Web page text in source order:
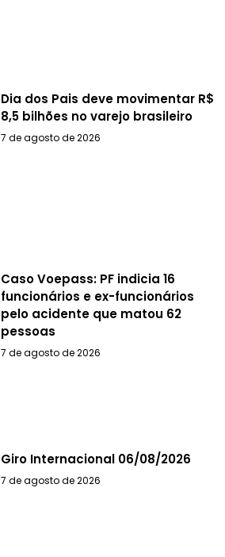
Dia dos Pais deve movimentar R$
8,5 bilhões no varejo brasileiro
7 de agosto de 2026
Caso Voepass: PF indicia 16
funcionários e ex-funcionários
pelo acidente que matou 62
pessoas
7 de agosto de 2026
Giro Internacional 06/08/2026
7 de agosto de 2026